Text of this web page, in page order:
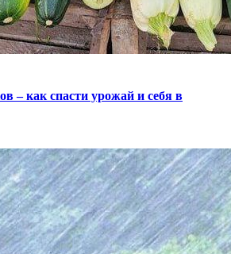
– как спасти урожай и себя в